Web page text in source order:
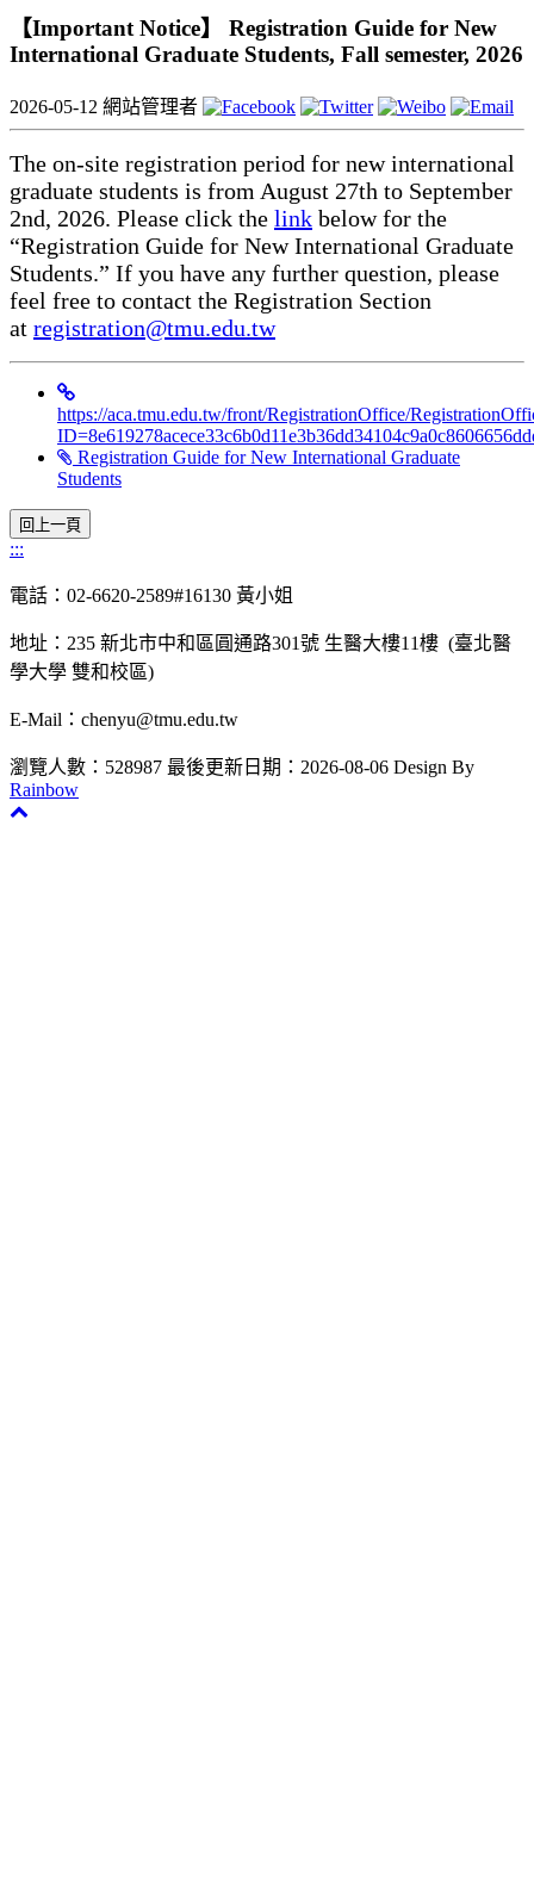
【Important Notice】 Registration Guide for New
International Graduate Students, Fall semester, 2026
2026-05-12 網站管理者
The on-site registration period for new international
graduate students is from August 27th to September
2nd, 2026. Please click the link below for the
“Registration Guide for New International Graduate
Students.” If you have any further question, please
feel free to contact the Registration Section
at registration@tmu.edu.tw
https://aca.tmu.edu.tw/front/RegistrationOffice/
Registration Guide for New International Graduate
Students
:::
電話：02-6620-2589#16130 黃小姐
地址：235 新北市中和區圓通路301號 生醫大樓11樓 (臺北醫
學大學 雙和校區)
E-Mail：chenyu@tmu.edu.tw
瀏覽人數：528987 最後更新日期：2026-08-06 Design By
Rainbow